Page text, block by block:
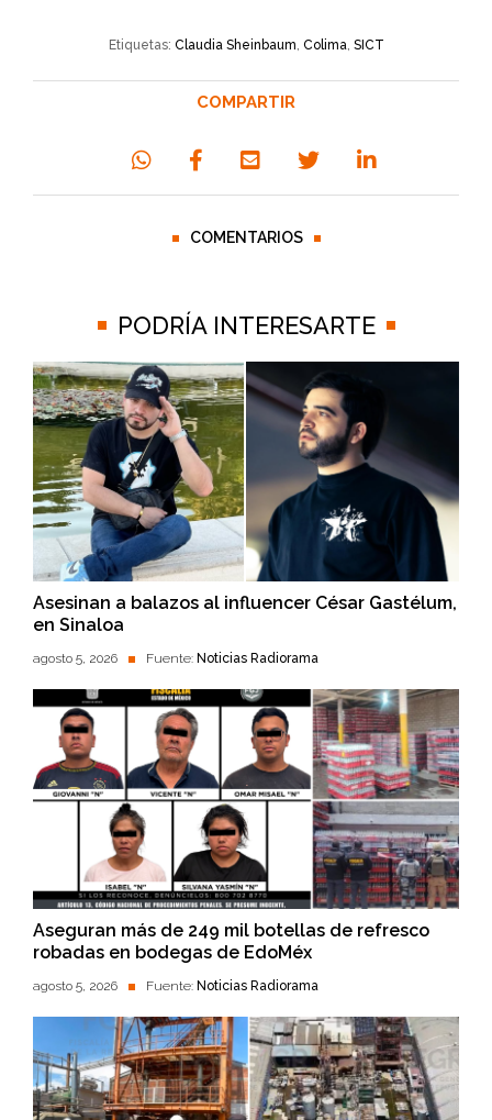
Etiquetas: Claudia Sheinbaum, Colima, SICT
COMPARTIR
COMENTARIOS
PODRÍA INTERESARTE
Asesinan a balazos al influencer César Gastélum,
en Sinaloa
agosto 5, 2026 Fuente: Noticias Radiorama
Aseguran más de 249 mil botellas de refresco
robadas en bodegas de EdoMéx
agosto 5, 2026 Fuente: Noticias Radiorama